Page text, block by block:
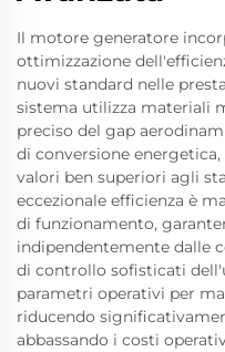
Il motore generatore
ottimizzazione
nuovi standard nelle
sistema utilizza materiali
preciso del gap
di conversione
valori ben superiori agli
eccezionale efficienza è
di funzionamento,
indipendentemente dalle
di controllo sofisticati
parametri operativi per
riducendo
abbassando i costi